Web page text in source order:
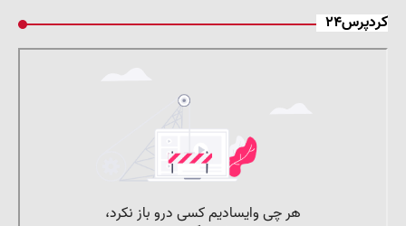
کردپرس۲۴